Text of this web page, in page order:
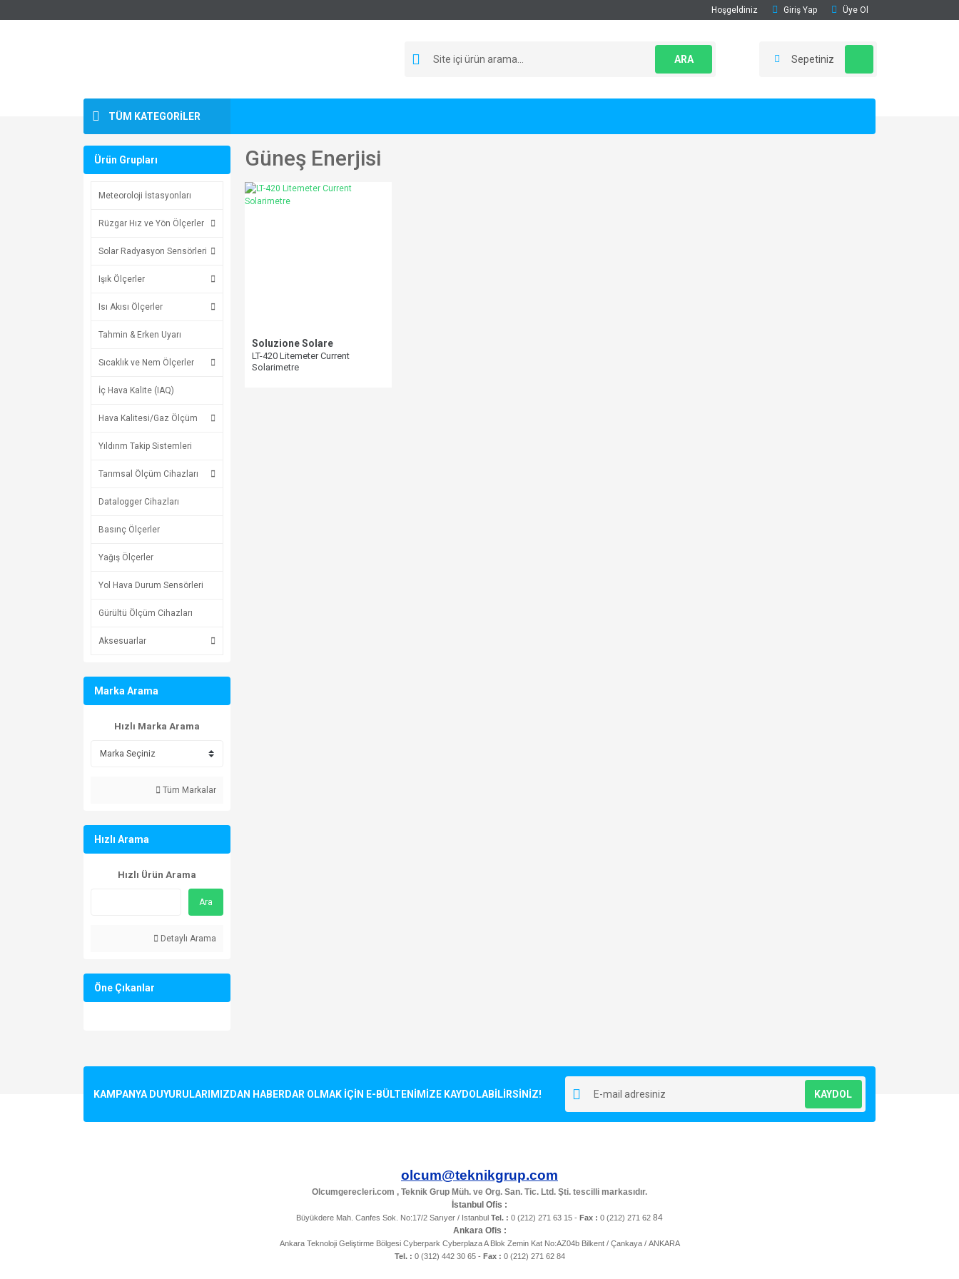
Hoşgeldiniz Giriş Yap Üye Ol
ARA Sepetiniz
TÜM KATEGORİLER
Ürün Grupları
Meteoroloji İstasyonları
Rüzgar Hız ve Yön Ölçerler
Solar Radyasyon Sensörleri
Işık Ölçerler
Isı Akısı Ölçerler
Tahmin & Erken Uyarı
Sıcaklık ve Nem Ölçerler
İç Hava Kalite (IAQ)
Hava Kalitesi/Gaz Ölçüm
Yıldırım Takip Sistemleri
Tarımsal Ölçüm Cihazları
Datalogger Cihazları
Basınç Ölçerler
Yağış Ölçerler
Yol Hava Durum Sensörleri
Gürültü Ölçüm Cihazları
Aksesuarlar
Marka Arama
Hızlı Marka Arama
Tüm Markalar
Hızlı Arama
Hızlı Ürün Arama
Ara
Detaylı Arama
Öne Çıkanlar
Güneş Enerjisi
Soluzione Solare
LT-420 Litemeter Current
Solarimetre
KAMPANYA DUYURULARIMIZDAN HABERDAR OLMAK İÇİN E-BÜLTENİMİZE KAYDOLABİLİRSİNİZ! KAYDOL
olcum@teknikgrup.com
Olcumgerecleri.com , Teknik Grup Müh. ve Org. San. Tic. Ltd. Şti. tescilli markasıdır.
İstanbul Ofis :
Büyükdere Mah. Canfes Sok. No:17/2 Sarıyer / Istanbul Tel. : 0 (212) 271 63 15 - Fax : 0 (212) 271 62 84
Ankara Ofis :
Ankara Teknoloji Geliştirme Bölgesi Cyberpark Cyberplaza A Blok Zemin Kat No:AZ04b Bilkent / Çankaya / ANKARA
Tel. : 0 (312) 442 30 65 - Fax : 0 (212) 271 62 84